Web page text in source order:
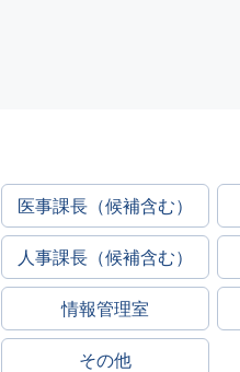
医事課長（候補含む）
人事課長（候補含む）
情報管理室
その他